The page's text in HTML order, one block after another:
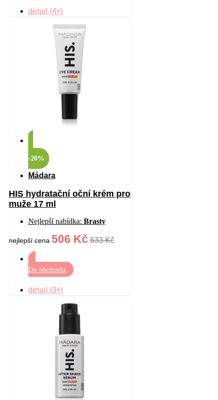
detail (4+)
-20%
Mádara
HIS hydratační oční krém pro
muže 17 ml
Nejlepší nabídka: Brasty
nejlepší cena 506 Kč 633 Kč
Do obchodu
detail (3+)